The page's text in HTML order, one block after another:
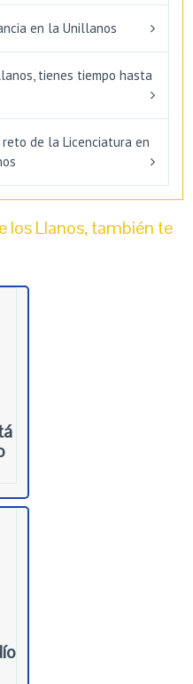
en la Unillanos
tienes tiempo hasta
de la Licenciatura en
los Llanos, también te